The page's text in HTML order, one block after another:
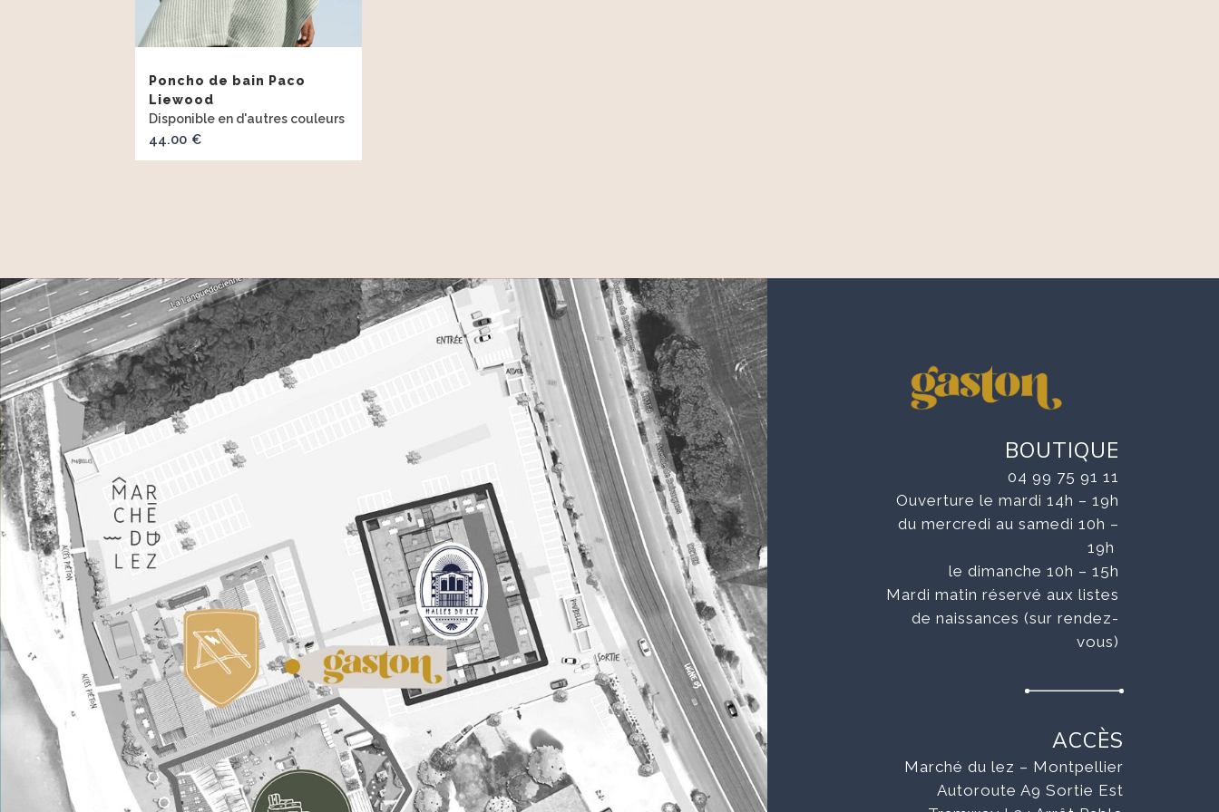
Poncho de bain Paco
Liewood
44.00 €
BOUTIQUE
04 99 75 91 11
Ouverture le mardi 14h – 19h
du mercredi au samedi 10h –
19h
le dimanche 10h – 15h
Mardi matin réservé aux listes
de naissances (sur rendez-
vous)
ACCÈS
Marché du lez – Montpellier
Autoroute A9 Sortie Est